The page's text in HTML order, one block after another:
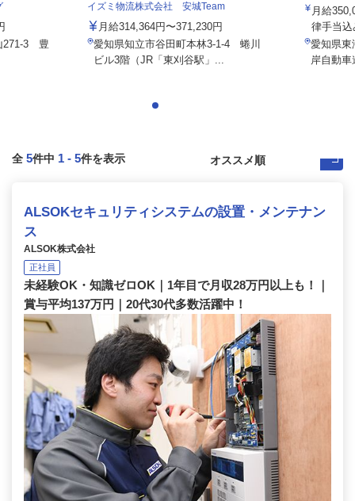
271-3 豊
イズミ物流株式会社 安城Team
月給314,364円〜371,230円
愛知県知立市谷田町本林3-1-4 蜷川
ビル3階（JR「東刈谷駅」...
月給
律手当
愛知県東
岸自動
全 5件中 1 - 5件を表示
ALSOKセキュリティシステムの設置・メンテナン
ス
ALSOK株式会社
正社員
未経験OK・知識ゼロOK｜1年目で月収28万円以上も！｜
賞与平均137万円｜20代30代多数活躍中！